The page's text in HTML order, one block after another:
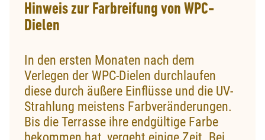
Hinweis zur Farbreifung von WPC-
Dielen
In den ersten Monaten nach dem
Verlegen der WPC-Dielen durchlaufen
diese durch äußere Einflüsse und die UV-
Strahlung meistens Farbveränderungen.
Bis die Terrasse ihre endgültige Farbe